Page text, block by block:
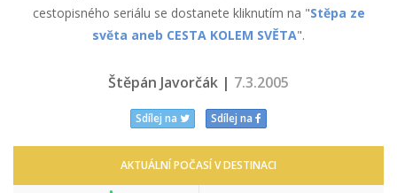
cestopisného seriálu se dostanete kliknutím na "Stěpa ze
světa aneb CESTA KOLEM SVĚTA".
Štěpán Javorčák | 7.3.2005
Sdílej na Sdílej na
AKTUÁLNÍ POČASÍ V DESTINACI